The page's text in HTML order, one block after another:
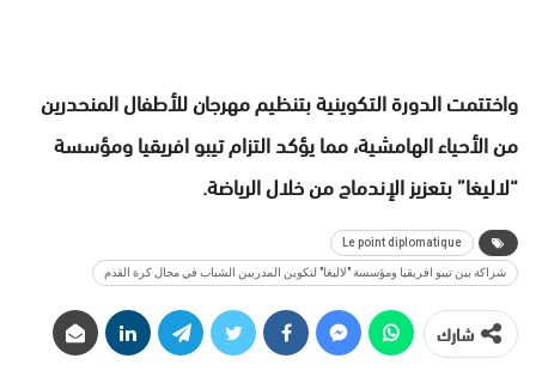
واختتمت الدورة التكوينية بتنظيم مهرجان للأطفال المنحدرين
من الأحياء الهامشية، مما يؤكد التزام تيبو افريقيا ومؤسسة
“لاليغا” بتعزيز الإندماج من خلال الرياضة.
Le point diplomatique
شراكة بين تيبو افريقيا ومؤسسة "لاليغا" لتكوين المدربين الشباب في مجال كرة القدم
شارك